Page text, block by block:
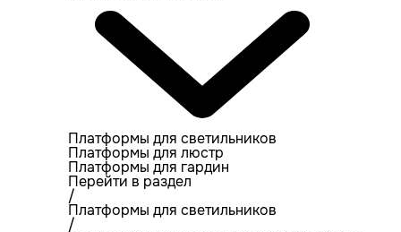
Платформы для светильников
Платформы для люстр
Платформы для гардин
Перейти в раздел
/
Платформы для светильников
/